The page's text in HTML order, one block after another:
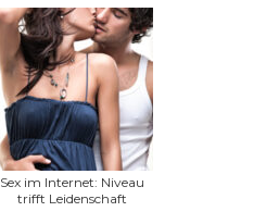
Sex im Internet: Niveau
trifft Leidenschaft